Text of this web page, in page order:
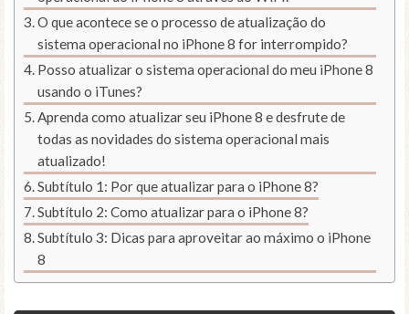
O que acontece se o processo de atualização do
sistema operacional no iPhone 8 for interrompido?
Posso atualizar o sistema operacional do meu iPhone 8
usando o iTunes?
Aprenda como atualizar seu iPhone 8 e desfrute de
todas as novidades do sistema operacional mais
atualizado!
Subtítulo 1: Por que atualizar para o iPhone 8?
Subtítulo 2: Como atualizar para o iPhone 8?
Subtítulo 3: Dicas para aproveitar ao máximo o iPhone
8